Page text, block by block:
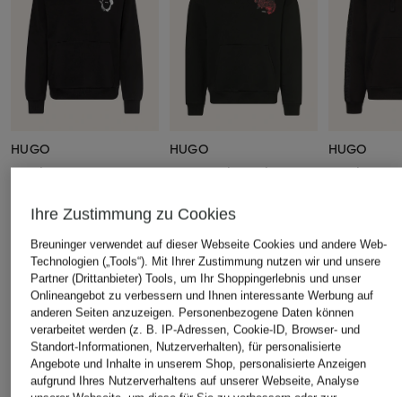
HUGO
Hoodie NOUTILEX
Ursprünglich:CHF 139
HUGO
Oversized-Hoodie
CHF 119
Ursprünglich:CHF 169
HUGO
Hoodie
Ursprünglich:
ÄHNLICHE ARTIKEL ENTDECKEN
Ihre Zustimmung zu Cookies
Breuninger verwendet auf dieser Webseite Cookies und andere Web-
Technologien („Tools“). Mit Ihrer Zustimmung nutzen wir und unsere
Partner (Drittanbieter) Tools, um Ihr Shoppingerlebnis und unser
Onlineangebot zu verbessern und Ihnen interessante Werbung auf
anderen Seiten anzuzeigen. Personenbezogene Daten können
verarbeitet werden (z. B. IP-Adressen, Cookie-ID, Browser- und
Standort-Informationen, Nutzerverhalten), für personalisierte
Angebote und Inhalte in unserem Shop, personalisierte Anzeigen
aufgrund Ihres Nutzerverhaltens auf unserer Webseite, Analyse